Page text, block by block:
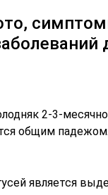
2-3-
общим
является